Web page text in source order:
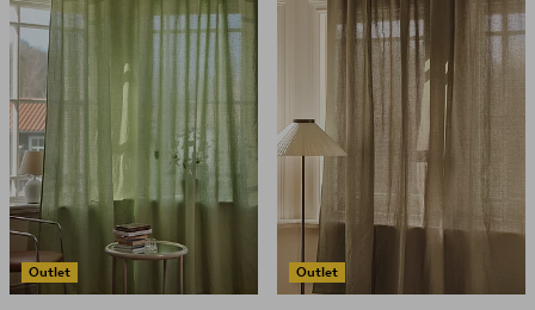
Outlet Outlet